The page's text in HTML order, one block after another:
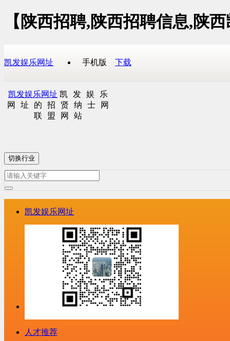
【陕西招聘,陕西招聘信息,陕
凯发娱乐网址 手机版 下载
凯发娱乐网址 凯发娱乐
网址的招贤纳士网
联盟网站
切换行业
凯发娱乐网址
人才推荐